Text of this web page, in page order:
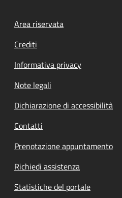
Footer menu
Area riservata
Crediti
Informativa privacy
Note legali
Dichiarazione di accessibilità
Contatti
Prenotazione appuntamento
Richiedi assistenza
Statistiche del portale